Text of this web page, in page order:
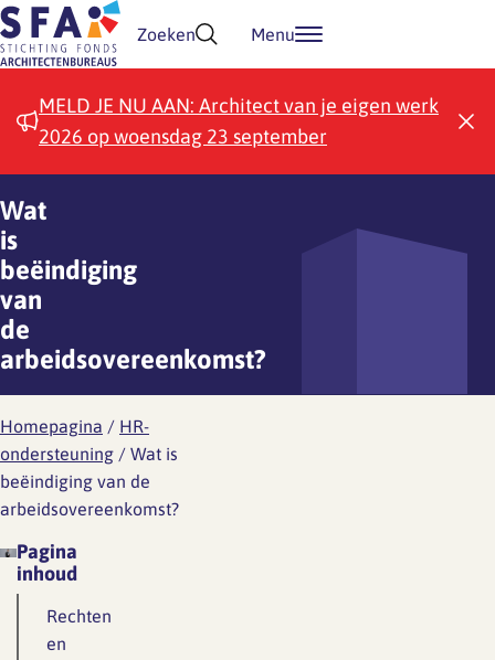
Doorgaan naar inhoud
Zoeken Menu
MELD JE NU AAN: Architect van je eigen werk
2026 op woensdag 23 september
Wat
is
beëindiging
van
de
arbeidsovereenkomst?
Homepagina / HR-
ondersteuning / Wat is
beëindiging van de
arbeidsovereenkomst?
Pagina
inhoud
Rechten
en